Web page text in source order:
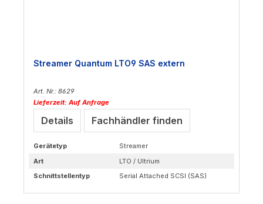
Streamer Quantum LTO9 SAS extern
Art. Nr.: 8629
Lieferzeit: Auf Anfrage
Details Fachhändler finden
Gerätetyp
Streamer
Art
LTO / Ultrium
Schnittstellentyp
Serial Attached SCSI (SAS)